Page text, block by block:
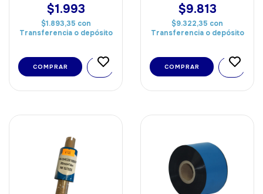
$1.993
$1.893,35 con
Transferencia o depósito
COMPRAR
$9.813
$9.322,35 con
Transferencia o depósito
COMPRAR